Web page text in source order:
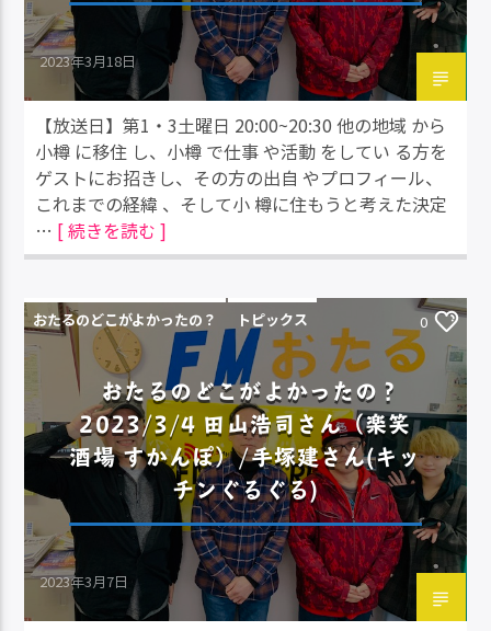
2023年3月18日
【放送日】第1・3土曜日 20:00~20:30 他の地域 から
小樽 に移住 し、小樽 で仕事 や活動 をしてい る方を
ゲストにお招きし、その方の出自 やプロフィール、
これまでの経緯 、そして小 樽に住もうと考えた決定
… [ 続きを読む ]
おたるのどこがよかったの？ トピックス 0
おたるのどこがよかったの？
2023/3/4 田山浩司さん（楽笑
酒場 すかんぽ）/手塚建さん(キッ
チンぐるぐる)
2023年3月7日